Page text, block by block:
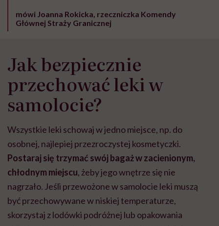
mówi Joanna Rokicka, rzeczniczka Komendy
Głównej Straży Granicznej
Jak bezpiecznie
przechować leki w
samolocie?
Wszystkie leki schowaj w jedno miejsce, np. do
osobnej, najlepiej przezroczystej kosmetyczki.
Postaraj się trzymać swój bagaż w zacienionym,
chłodnym miejscu, żeby jego wnętrze się nie
nagrzało. Jeśli przewożone w samolocie leki muszą
być przechowywane w niskiej temperaturze,
skorzystaj z lodówki podróżnej lub opakowania